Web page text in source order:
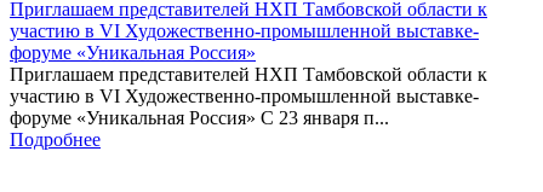
Приглашаем представителей НХП Тамбовской области к
участию в VI Художественно-промышленной выставке-
форуме «Уникальная Россия»
Приглашаем представителей НХП Тамбовской области к
участию в VI Художественно-промышленной выставке-
форуме «Уникальная Россия» С 23 января п...
Подробнее